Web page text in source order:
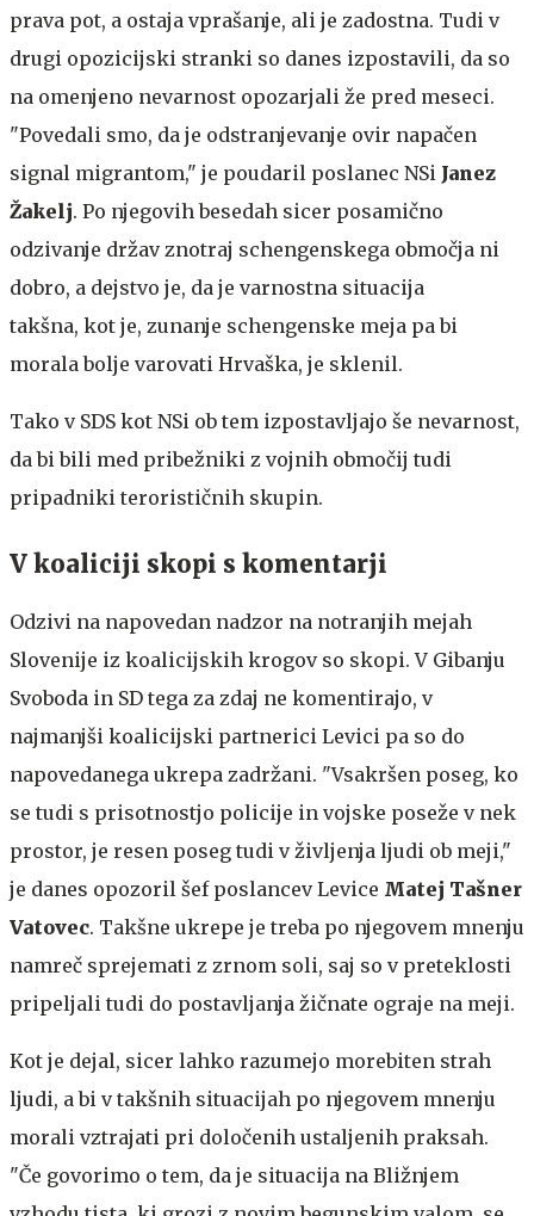
prava pot, a ostaja vprašanje, ali je zadostna. Tudi v
drugi opozicijski stranki so danes izpostavili, da so
na omenjeno nevarnost opozarjali že pred meseci.
"Povedali smo, da je odstranjevanje ovir napačen
signal migrantom," je poudaril poslanec NSi Janez
Žakelj. Po njegovih besedah sicer posamično
odzivanje držav znotraj schengenskega območja ni
dobro, a dejstvo je, da je varnostna situacija
takšna, kot je, zunanje schengenske meja pa bi
morala bolje varovati Hrvaška, je sklenil.
Tako v SDS kot NSi ob tem izpostavljajo še nevarnost,
da bi bili med pribežniki z vojnih območij tudi
pripadniki terorističnih skupin.
V koaliciji skopi s komentarji
Odzivi na napovedan nadzor na notranjih mejah
Slovenije iz koalicijskih krogov so skopi. V Gibanju
Svoboda in SD tega za zdaj ne komentirajo, v
najmanjši koalicijski partnerici Levici pa so do
napovedanega ukrepa zadržani. "Vsakršen poseg, ko
se tudi s prisotnostjo policije in vojske poseže v nek
prostor, je resen poseg tudi v življenja ljudi ob meji,"
je danes opozoril šef poslancev Levice Matej Tašner
Vatovec. Takšne ukrepe je treba po njegovem mnenju
namreč sprejemati z zrnom soli, saj so v preteklosti
pripeljali tudi do postavljanja žičnate ograje na meji.
Kot je dejal, sicer lahko razumejo morebiten strah
ljudi, a bi v takšnih situacijah po njegovem mnenju
morali vztrajati pri določenih ustaljenih praksah.
"Če govorimo o tem, da je situacija na Bližnjem